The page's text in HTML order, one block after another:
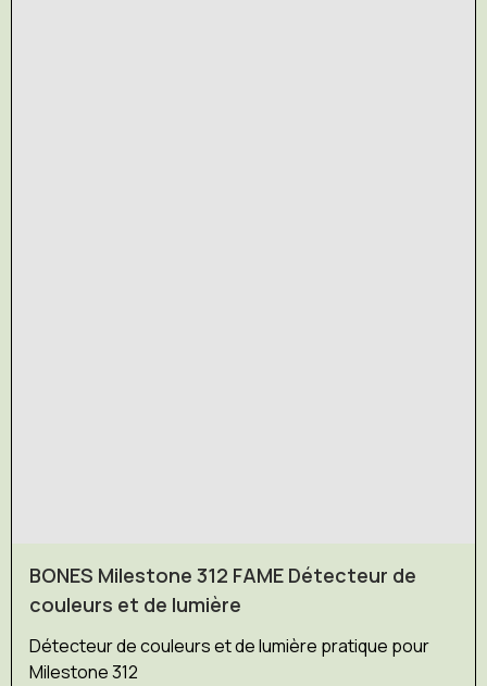
BONES Milestone 312 FAME Détecteur de
couleurs et de lumière
Détecteur de couleurs et de lumière pratique pour
Milestone 312